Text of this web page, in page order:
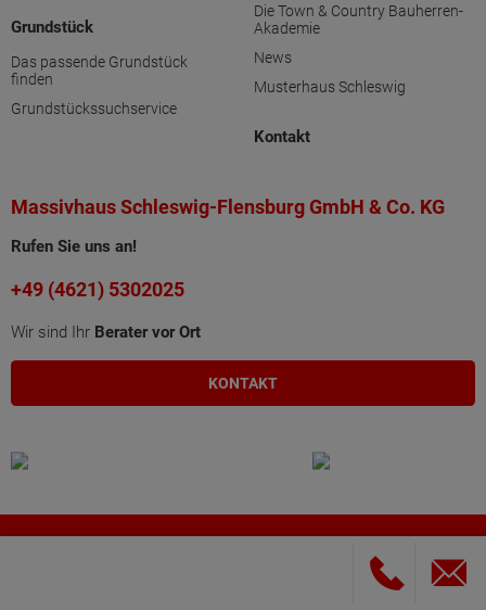
Grundstück
Das passende Grundstück
finden
Grundstückssuchservice
Die Town & Country Bauherren-
Akademie
News
Musterhaus Schleswig
Kontakt
Massivhaus Schleswig-Flensburg GmbH & Co. KG
Rufen Sie uns an!
+49 (4621) 5302025
Wir sind Ihr Berater vor Ort
KONTAKT